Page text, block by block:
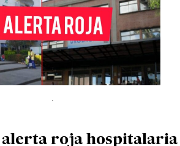
alerta roja hospitalaria